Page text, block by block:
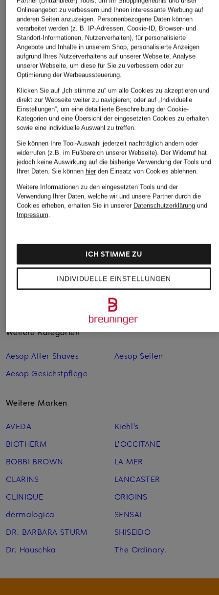
(400,00 € / 1 l)
LASSEN SIE SICH VON DER AUSWAHL ANDERER
KUNDEN INSPIRIEREN
diptyque
FLEUR DE PEAU
Haarparfum
Aesop
HERBAL DEODORANT
Deo-Spray
LOTION
(1.100,00 € /
Weitere Kategorien
Aesop After Shaves
Aesop Gesichstpflege
Aesop Seifen
Weitere Marken
AVEDA
BIOTHERM
BOBBI BROWN
CLARINS
CLINIQUE
dermalogica
DR. BARBARA STURM
Dr. Hauschka
Kiehl's
L'OCCITANE
LA MER
LANCASTER
ORIGINS
SENSAI
SHISEIDO
The Ordinary.
Onlineangebot zu verbessern und Ihnen interessante Werbung auf
anderen Seiten anzuzeigen. Personenbezogene Daten können
verarbeitet werden (z. B. IP-Adressen, Cookie-ID, Browser- und
Standort-Informationen, Nutzerverhalten), für personalisierte
Angebote und Inhalte in unserem Shop, personalisierte Anzeigen
aufgrund Ihres Nutzerverhaltens auf unserer Webseite, Analyse
unserer Webseite, um diese für Sie zu verbessern oder zur
Optimierung der Werbeaussteuerung.
Klicken Sie auf „Ich stimme zu“ um alle Cookies zu akzeptieren und
direkt zur Webseite weiter zu navigieren; oder auf „Individuelle
Einstellungen“, um eine detaillierte Beschreibung der Cookie-
Kategorien und eine Übersicht der eingesetzten Cookies zu erhalten
sowie eine individuelle Auswahl zu treffen.
Sie können Ihre Tool-Auswahl jederzeit nachträglich ändern oder
widerrufen (z.B. im Fußbereich unserer Webseite). Der Widerruf hat
jedoch keine Auswirkung auf die bisherige Verwendung der Tools und
Ihrer Daten. Sie können hierden Einsatz von Cookies ablehnen.
Weitere Informationen zu den eingesetzten Tools und der
Verwendung Ihrer Daten, welche wir und unsere Partner durch die
Cookies erheben, erhalten Sie in unserer Datenschutzerklärungund
Impressum.
INDIVIDUELLE EINSTELLUNGEN
ICH STIMME ZU